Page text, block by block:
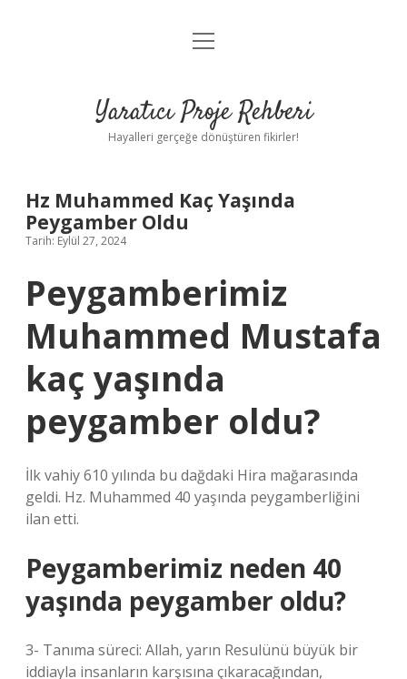
Anasayfa
Yasal Uyarı
menüyü
Yaratıcı Proje Rehberi
Hayalleri gerçeğe dönüştüren fikirler!
Hz Muhammed Kaç Yaşında
Peygamber Oldu
Tarih: Eylül 27, 2024
Peygamberimiz
Muhammed Mustafa
kaç yaşında
peygamber oldu?
İlk vahiy 610 yılında bu dağdaki Hira mağarasında
geldi. Hz. Muhammed 40 yaşında peygamberliğini
ilan etti.
Peygamberimiz neden 40
yaşında peygamber oldu?
3- Tanıma süreci: Allah, yarın Resulünü büyük bir
iddiayla insanların karşısına çıkaracağından,